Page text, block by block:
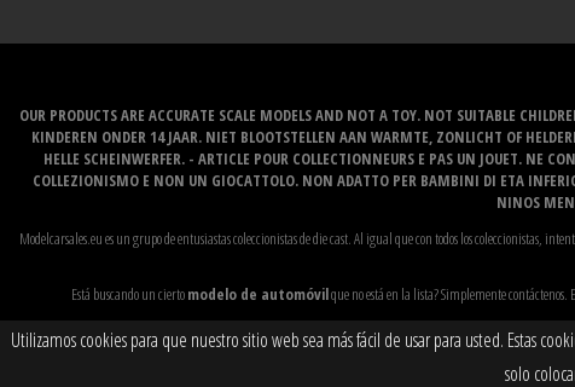
OUR PRODUCTS ARE ACCURATE SCALE MODELS AND NOT A TOY. NOT SUITABLE
KINDEREN ONDER 14 JAAR. NIET BLOOTSTELLEN AAN WARMTE, ZONLICHT OF
HELLE SCHEINWERFER. - ARTICLE POUR COLLECTIONNEURS E PAS UN JOUET. NE
COLLEZIONISMO E NON UN GIOCATTOLO. NON ADATTO PER BAMBINI DI ETA
NINOS
Modelcarsales.eu es un grupo de entusiastas coleccionistas de die cast. Al igual que con todos los coleccionistas,
Está buscando un ciertomodelo de automóvilque no está en la lista? Simplemente
Utilizamos cookies para que nuestro sitio web sea más fácil de usar para usted. Estas
solo